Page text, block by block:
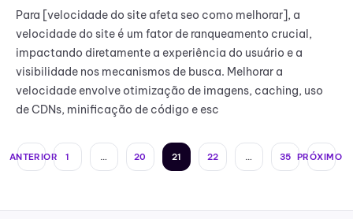
Para [velocidade do site afeta seo como melhorar], a
velocidade do site é um fator de ranqueamento crucial,
impactando diretamente a experiência do usuário e a
visibilidade nos mecanismos de busca. Melhorar a
velocidade envolve otimização de imagens, caching, uso
de CDNs, minificação de código e esc
ANTERIOR 1 … 20 21 22 … 35 PRÓXIMO